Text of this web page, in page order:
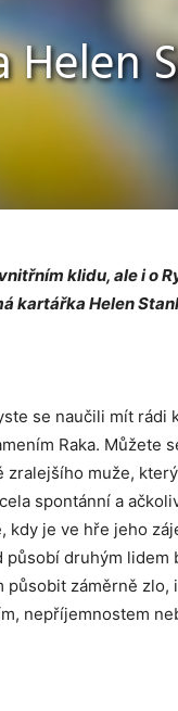
Helen
klidu, ale i o
kartářka Helen
se naučili mít
Raka. Můžete
muže,
spontánní a
kdy je ve hře jeho
působí druhým
působit záměrně
nepříjemnostem